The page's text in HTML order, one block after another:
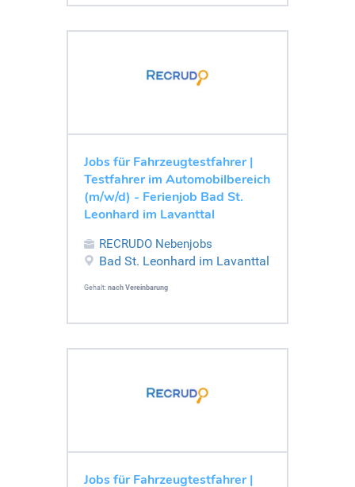
Jobs für Fahrzeugtestfahrer |
Testfahrer im Automobilbereich
(m/w/d) - Ferienjob Bad St.
Leonhard im Lavanttal
RECRUDO Nebenjobs
Bad St. Leonhard im Lavanttal
Gehalt: nach Vereinbarung
Jobs für Fahrzeugtestfahrer |